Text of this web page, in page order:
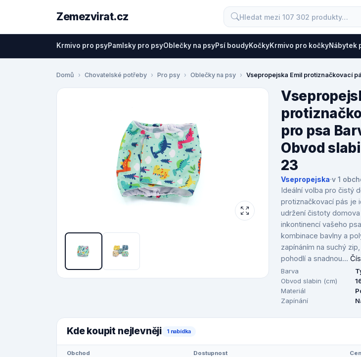
Zemezvirat.cz
Krmivo pro psyPamlsky pro psyOblečky na psyPsí boudyKočkyKrmivo pro kočkyNábytek
Domů Chovatelské potřeby Pro psy Oblečky na psy Vsepropejska Emil protiznačkovací
pro psa
Obvod
23
Vsepropejska·v 1
Ideální volba pro čistý
protiznačkovací pás je
udržení čistoty
inkontinencí vašeho
kombinace bavlny a
zapínáním na suchý
pohodlí a snadnou...
Barva
Obvod slabin (cm)
Materiál
Zapínání
Kde koupit nejlevněji 1 nabídka
Obchod Dostupnost